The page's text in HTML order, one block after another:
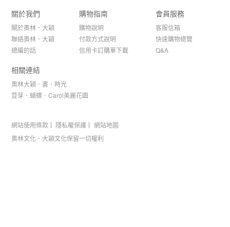
關於我們
關於奧林．大穎
聯絡奧林．大穎
總編的話
購物指南
購物說明
付款方式說明
信用卡訂購單下載
會員服務
客服信箱
快速購物總覽
Q&A
相關連結
奧林大穎．書．時光
荳芽．蝴蝶．Carol美麗花園
奧林文化．大穎文化保留一切權利
網站使用條款 隱私權保護 網站地圖